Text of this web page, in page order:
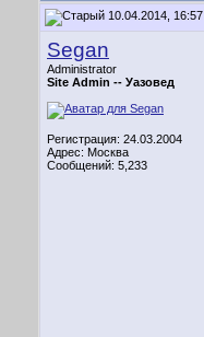
10.04.2014, 16:57
Segan
Administrator
Site Admin -- Уазовед
Регистрация: 24.03.2004
Адрес: Москва
Сообщений: 5,233